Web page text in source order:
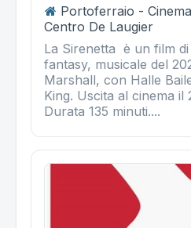
Portoferraio -
Centro De Laugier
La Sirenetta è un film
fantasy, musicale del
Marshall, con Halle
King. Uscita al cinema il
Durata 135 minuti....